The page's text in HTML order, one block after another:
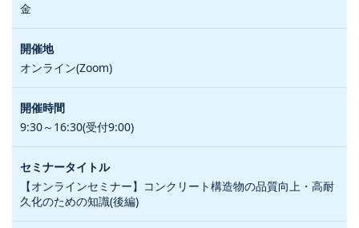
金
オンライン(Zoom)
9:30～16:30(受付9:00)
【オンラインセミナー】コンクリート構造物の品質向上・高耐
久化のための知識(後編)